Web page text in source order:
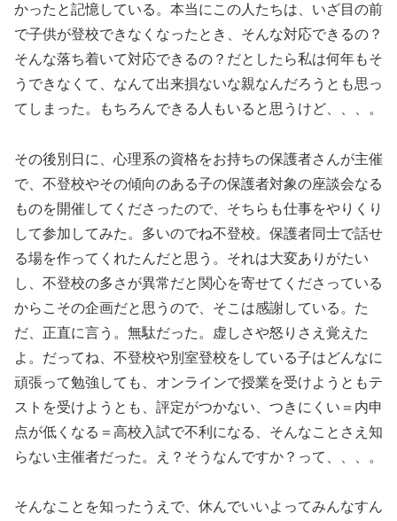
かったと記憶している。本当にこの人たちは、いざ目の前
で子供が登校できなくなったとき、そんな対応できるの？
そんな落ち着いて対応できるの？だとしたら私は何年もそ
うできなくて、なんて出来損ないな親なんだろうとも思っ
てしまった。もちろんできる人もいると思うけど、、、。
その後別日に、心理系の資格をお持ちの保護者さんが主催
で、不登校やその傾向のある子の保護者対象の座談会なる
ものを開催してくださったので、そちらも仕事をやりくり
して参加してみた。多いのでね不登校。保護者同士で話せ
る場を作ってくれたんだと思う。それは大変ありがたい
し、不登校の多さが異常だと関心を寄せてくださっている
からこその企画だと思うので、そこは感謝している。た
だ、正直に言う。無駄だった。虚しさや怒りさえ覚えた
よ。だってね、不登校や別室登校をしている子はどんなに
頑張って勉強しても、オンラインで授業を受けようともテ
ストを受けようとも、評定がつかない、つきにくい＝内申
点が低くなる＝高校入試で不利になる、そんなことさえ知
らない主催者だった。え？そうなんですか？って、、、。
そんなことを知ったうえで、休んでいいよってみんなすん